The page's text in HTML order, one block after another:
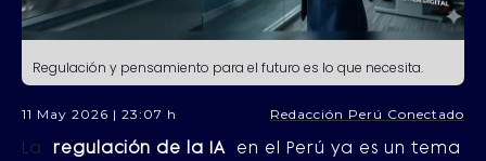
Regulación y pensamiento para el futuro es lo que necesita.
11 May 2026 | 23:07 h Redacción Perú Conectado
La regulación de la IA en el Perú ya es un tema